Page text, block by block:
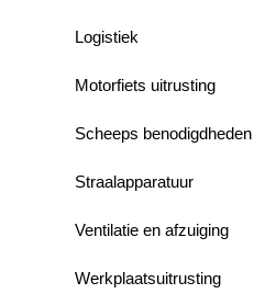
Logistiek
Motorfiets uitrusting
Scheeps benodigdheden
Straalapparatuur
Ventilatie en afzuiging
Werkplaatsuitrusting